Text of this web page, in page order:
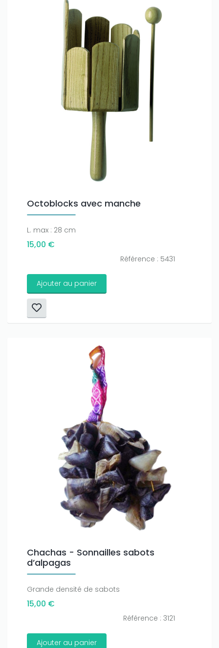
Octoblocks avec manche
L. max : 28 cm
15,00 €
Référence : 5431
Ajouter au panier
Chachas - Sonnailles sabots
d’alpagas
Grande densité de sabots
15,00 €
Référence : 3121
Ajouter au panier